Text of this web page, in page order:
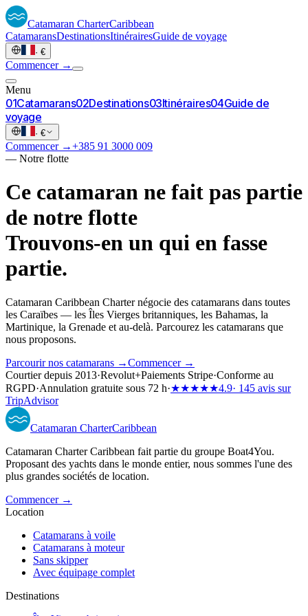
Catamaran CharterCaribbean
CatamaransDestinationsItinérairesGuide de voyage
· €
Commencer →
Menu
01Catamarans02Destinations03Itinéraires04Guide de
voyage
· €
Commencer →+385 91 3000 009
— Notre flotte
Ce catamaran ne fait pas partie
de notre flotte
Trouvons-en un qui en fasse
partie.
Catamaran Caribbean Charter négocie des catamarans dans toutes
les Caraïbes — les Îles Vierges britanniques, les Bahamas, la
Martinique, la Grenade et au-delà. Parcourez les catamarans que
nous proposons.
Parcourir nos catamarans →Commencer →
Courtier depuis 2013·Revolut+Paiements Stripe·Conforme au
RGPD·Annulation gratuite sous 72 h·★★★★★4.9· 145 avis sur
TripAdvisor
Catamaran CharterCaribbean
Catamaran Charter Caribbean fait partie du groupe Boat4You.
Proposant des yachts dans le monde entier, nous sommes l'une des
plus grandes sociétés de location.
Commencer →
Location
Catamarans à voile
Catamarans à moteur
Sans skipper
Avec équipage complet
Destinations